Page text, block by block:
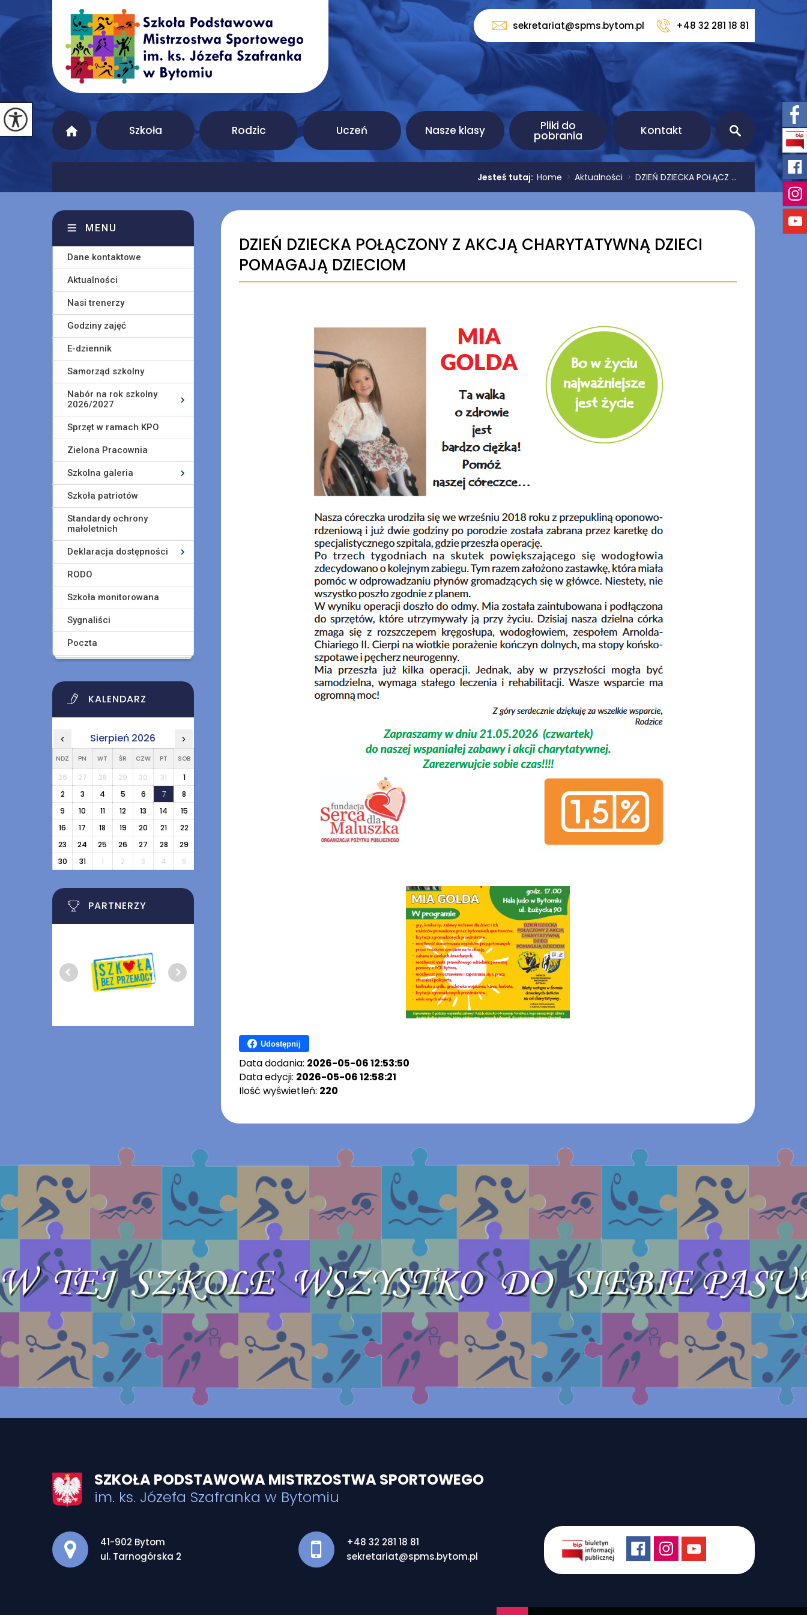
sekretariat@spms.bytom.pl +48 32 281 18 81
Szkoła Rodzic Uczeń Nasze klasy Pliki do
pobrania Kontakt
Jesteś tutaj: Home > Aktualności > DZIEŃ DZIECKA POŁĄCZ ...
DZIEŃ DZIECKA POŁĄCZONY Z AKCJĄ CHARYTATYWNĄ DZIECI
POMAGAJĄ DZIECIOM
Udostępnij
Data dodania: 2026-05-06 12:53:50
Data edycji: 2026-05-06 12:58:21
Ilość wyświetleń: 220
MENU
Dane kontaktowe
Aktualności
Nasi trenerzy
Godziny zajęć
E-dziennik
Samorząd szkolny
Nabór na rok szkolny
2026/2027
Sprzęt w ramach KPO
Zielona Pracownia
Szkolna galeria
Szkoła patriotów
Standardy ochrony
małoletnich
Deklaracja dostępności
RODO
Szkoła monitorowana
Sygnaliści
Poczta
KALENDARZ
‹ Sierpień 2026 ›
NDZ PN WT ŚR CZW PT SOB
26 27 28 29 30 31
1
2
3 4 5 6 7
8
9
10 11 12 13 14
15
16
17 18 19 20 21
22
23
24 25 26 27 28
29
30
31 1 2 3 4 5
PARTNERZY
SZKOŁA PODSTAWOWA MISTRZOSTWA SPORTOWEGO
im. ks. Józefa Szafranka w Bytomiu
Adres pocztowy:
41-902 Bytom
ul. Tarnogórska 2
+48 32 281 18 81
sekretariat@spms.bytom.pl